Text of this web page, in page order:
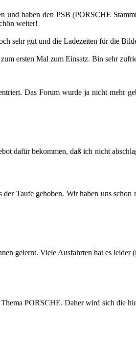
und haben den PSB (POR­SCHE
wei­ter!
sehr gut und die La­de­zei­ten für die
ers­ten Mal zum Ein­satz. Bin sehr
Das Forum wurde ja nicht mehr
dafür be­kom­men, daß ich nicht
Taufe ge­ho­ben. Wir haben uns
ge­lernt. Viele Aus­fahr­ten hat es
POR­SCHE. Daher wird sich die